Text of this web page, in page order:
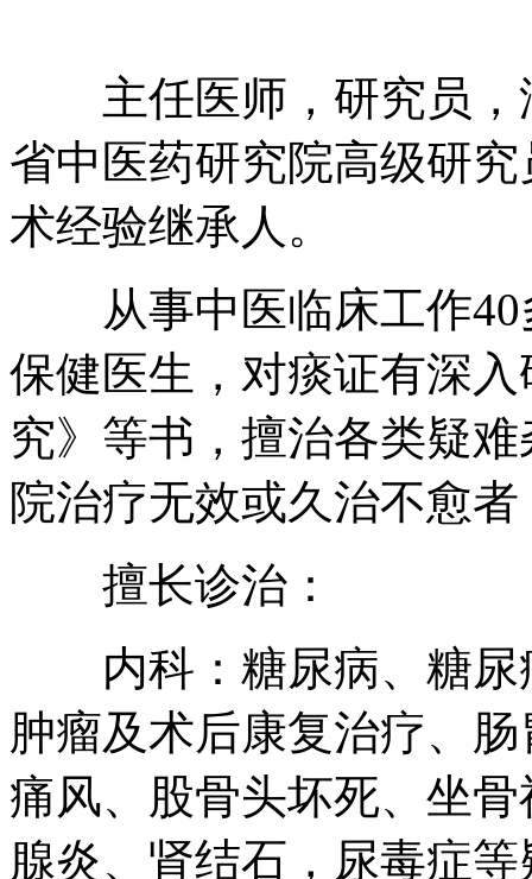
主任医师，研究员，
省中医药研究院高级研
术经验继承人。
从事中医临床工作40
保健医生，对痰证有深
究》等书，擅治各类疑
院治疗无效或久治不愈
擅长诊治：
内科：糖尿病、糖尿
肿瘤及术后康复治疗、
痛风、股骨头坏死、坐
腺炎、肾结石，尿毒症